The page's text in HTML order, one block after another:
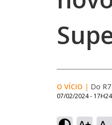
O VÍCIO | Do R7
07/02/2024 - 17H24